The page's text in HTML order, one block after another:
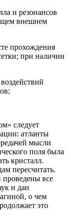
и резонансов
внешнем
прохождения
при наличии
» следует
атланты
мысли
поля была
кристалл.
пересчитать.
проведены все
и дан
о чем
это